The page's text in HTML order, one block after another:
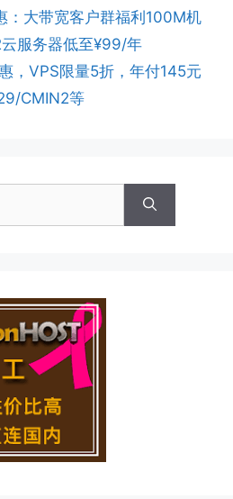
：大带宽客户群福利100M机
服务器低至¥99/年
，VPS限量5折，年付145元
CMIN2等